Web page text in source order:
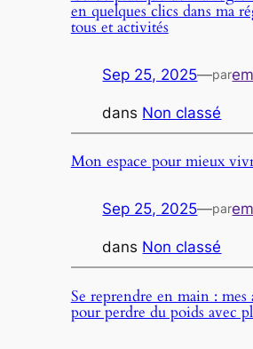
en quelques clics dans ma
tous et activités
Sep 25, 2025—par
dans Non classé
Mon espace pour mieux
Sep 25, 2025—par
dans Non classé
Se reprendre en main : mes
pour perdre du poids avec